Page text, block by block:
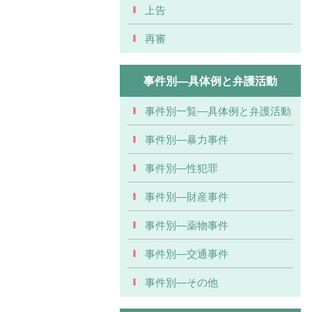
上告
再審
事件別―具体例と弁護活動
事件別一覧―具体例と弁護活動
事件別―暴力事件
事件別―性犯罪
事件別―財産事件
事件別―薬物事件
事件別―交通事件
事件別―その他